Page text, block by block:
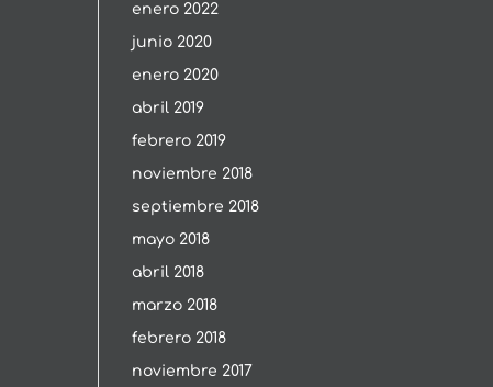
enero 2022
junio 2020
enero 2020
abril 2019
febrero 2019
noviembre 2018
septiembre 2018
mayo 2018
abril 2018
marzo 2018
febrero 2018
noviembre 2017